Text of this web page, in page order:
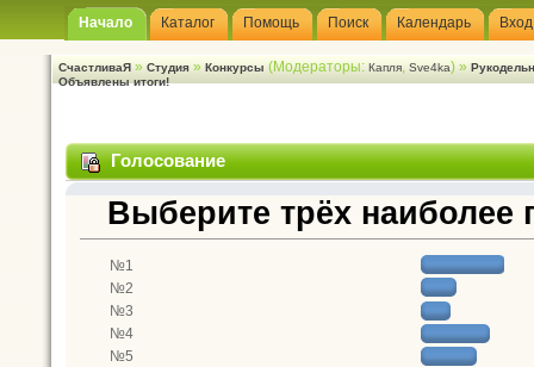
Начало Каталог Помощь Поиск Календарь Вход
СчастливаЯ » Студия » Конкурсы (Модераторы: Капля, Sve4ka) »
Объявлены итоги!
Голосование
Выберите трёх наиболее
№1
№2
№3
№4
№5